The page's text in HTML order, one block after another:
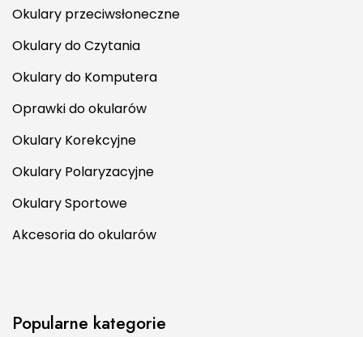
Okulary przeciwsłoneczne
Okulary do Czytania
Okulary do Komputera
Oprawki do okularów
Okulary Korekcyjne
Okulary Polaryzacyjne
Okulary Sportowe
Akcesoria do okularów
Popularne kategorie